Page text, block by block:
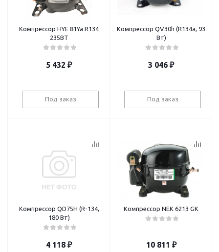
Компрессор HYE 81Ya R134
235BT
5 432 ₽
Под заказ
Компрессор QV30h (R134a, 93
Вт)
3 046 ₽
Под заказ
Компрессор QD75H (R-134,
180 Вт)
4 118 ₽
Компрессор NEK 6213 GK
10 811 ₽